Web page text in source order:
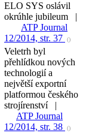
ELO SYS oslávil
okrúhle jubileum |
ATP Journal
12/2014, str. 37
()
Veletrh byl
přehlídkou nových
technologií a
největší exportní
platformou českého
strojírenství |
ATP Journal
12/2014, str. 38
()